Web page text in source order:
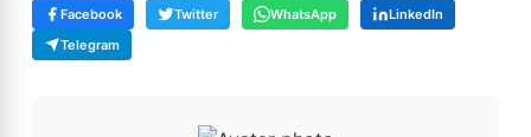
Facebook Twitter WhatsApp
LinkedIn
Telegram